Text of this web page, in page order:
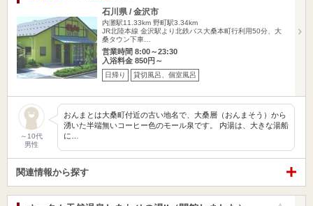
石川県 / 金沢市
内灘駅11.33km 野町駅3.34km
JR北陸本線 金沢駅より北鉄バス大桑本町行利用50分、大
桑タウン下車…
営業時間 8:00～23:30
入浴料金 850円～
日帰り 貸切風呂、個室風呂
～10代
男性
おんまとは大桑町付近の古い地名で、大桑層（おんまそう）から
湧いた半端無いコーヒー色のモール泉です。 内湯は、大きな湯船
に…
関連情報から探す